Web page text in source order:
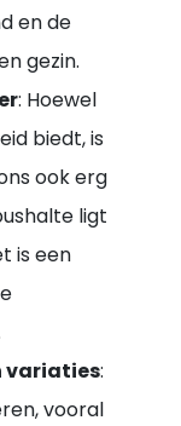
en de
gezin.
: Hoewel
biedt, is
ook erg
ligt
is een
variaties:
vooral